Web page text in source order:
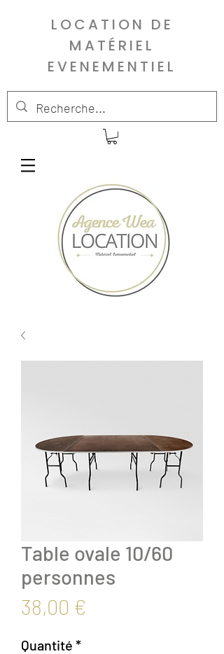
LOCATION DE
MATÉRIEL
EVENEMENTIEL
Table ovale 10/60
personnes
38,00 €
Quantité *